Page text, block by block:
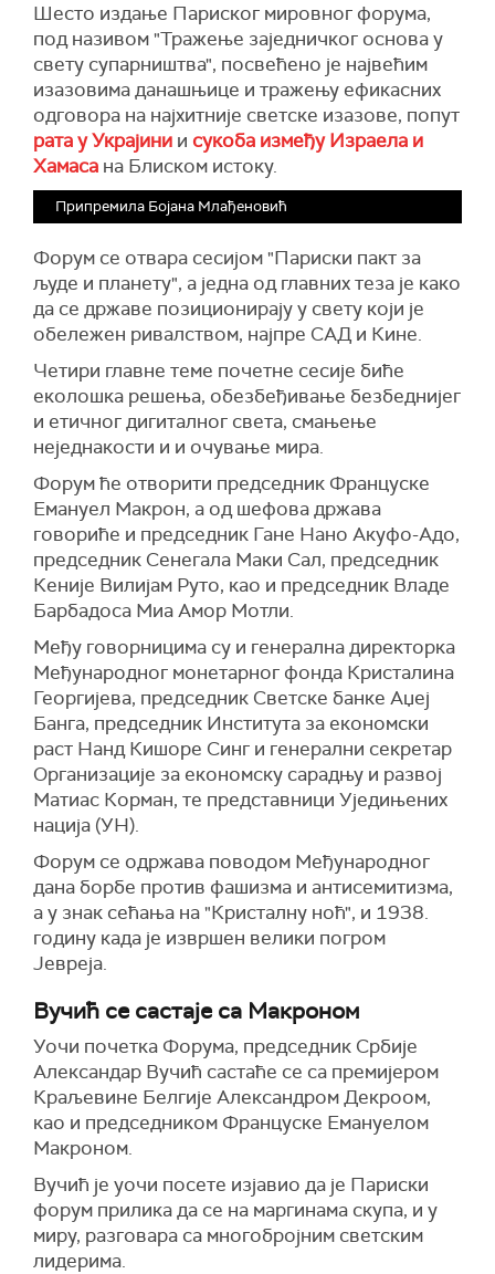
Шесто издање Париског мировног форума,
под називом "Тражење заједничког основа у
свету супарништва", посвећено је највећим
изазовима данашњице и тражењу ефикасних
одговора на најхитније светске изазове, попут
рата у Украјини и сукоба између Израела и
Хамаса на Блиском истоку.
Припремила Бојана Млађеновић
Форум се отвара сесијом "Париски пакт за
људе и планету", а једна од главних теза је како
да се државе позиционирају у свету који је
обележен ривалством, најпре САД и Кине.
Четири главне теме почетне сесије биће
еколошка решења, обезбеђивање безбеднијег
и етичног дигиталног света, смањење
неједнакости и и очување мира.
Форум ће отворити председник Француске
Емануел Макрон, а од шефова држава
говориће и председник Гане Нано Акуфо-Адо,
председник Сенегала Маки Сал, председник
Кеније Вилијам Руто, као и председник Владе
Барбадоса Миа Амор Мотли.
Међу говорницима су и генерална директорка
Међународног монетарног фонда Кристалина
Георгијева, председник Светске банке Аџеј
Банга, председник Института за економски
раст Нанд Кишоре Синг и генерални секретар
Организације за економску сарадњу и развој
Матиас Корман, те представници Уједињених
нација (УН).
Форум се одржава поводом Међународног
дана борбе против фашизма и антисемитизма,
а у знак сећања на "Кристалну ноћ", и 1938.
годину када је извршен велики погром
Јевреја.
Вучић се састаје са Макроном
Уочи почетка Форума, председник Србије
Александар Вучић састаће се са премијером
Краљевине Белгије Александром Декроом,
као и председником Француске Емануелом
Макроном.
Вучић је уочи посете изјавио да је Париски
форум прилика да се на маргинама скупа, и у
миру, разговара са многобројним светским
лидерима.